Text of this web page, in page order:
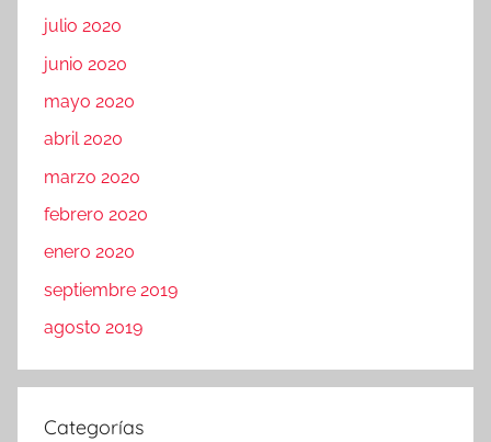
julio 2020
junio 2020
mayo 2020
abril 2020
marzo 2020
febrero 2020
enero 2020
septiembre 2019
agosto 2019
Categorías